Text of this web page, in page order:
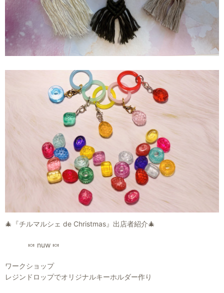
🎄『チルマルシェ de Christmas』出店者紹介🎄
🍬 nuw 🍬
ワークショップ
レジンドロップでオリジナルキーホルダー作り